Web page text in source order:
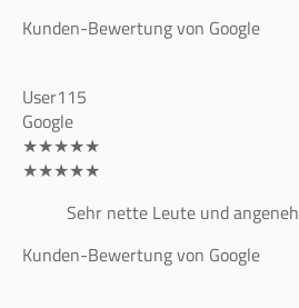
Kunden-Bewertung von Google
User115
Google
★★★★★
★★★★★
Sehr nette Leute und
Kunden-Bewertung von Google